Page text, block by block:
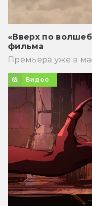
«Вверх по
фильма
Премьера уже в
Видео